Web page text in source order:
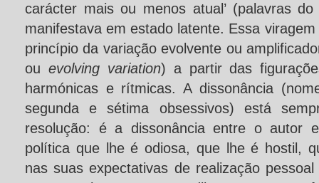
carácter mais ou menos atual’ (palavras
manifestava em estado latente. Essa
princípio da variação evolvente ou
ou evolving variation) a partir das
harmónicas e rítmicas. A dissonância
segunda e sétima obsessivos) está
resolução: é a dissonância entre o autor
política que lhe é odiosa, que lhe é hostil,
nas suas expectativas de realização